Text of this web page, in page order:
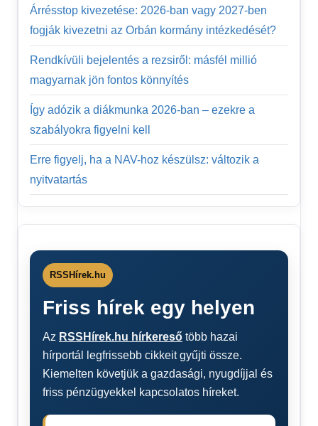
Árrésstop kivezetése: 2026-ban vagy 2027-ben
fogják kivezetni az Orbán kormány intézkedését?
Rendkívüli bejelentés a rezsiről: másfél millió
magyarnak jön fontos könnyítés
Így adózik a diákmunka 2026-ban – ezekre a
szabályokra figyelni kell
Erre figyelj, ha a NAV-hoz készülsz: változik a
nyitvatartás
RSSHírek.hu
Friss hírek egy helyen
Az RSSHírek.hu hírkereső több hazai
hírportál legfrissebb cikkeit gyűjti össze.
Kiemelten követjük a gazdasági, nyugdíjjal és
friss pénzügyekkel kapcsolatos híreket.